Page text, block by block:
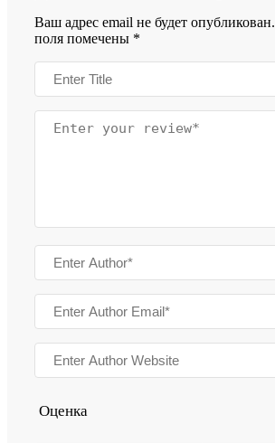
Ваш адрес email не будет опубликован.
поля помечены *
Оценка